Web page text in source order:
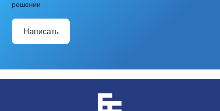
решении
Написать